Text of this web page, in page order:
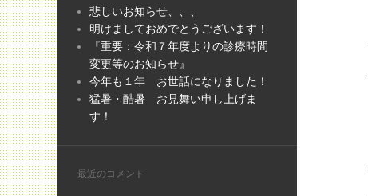
悲しいお知らせ、、、
明けましておめでとうございます！
『重要：令和７年度よりの診療時間
変更等のお知らせ』
今年も１年 お世話になりました！
猛暑・酷暑 お見舞い申し上げま
す！
最近のコメント